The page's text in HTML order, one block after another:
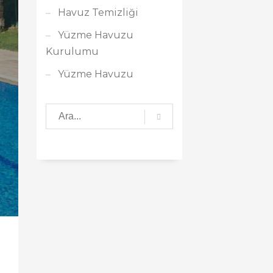
Havuz Temizliği
Yüzme Havuzu
Kurulumu
Yüzme Havuzu